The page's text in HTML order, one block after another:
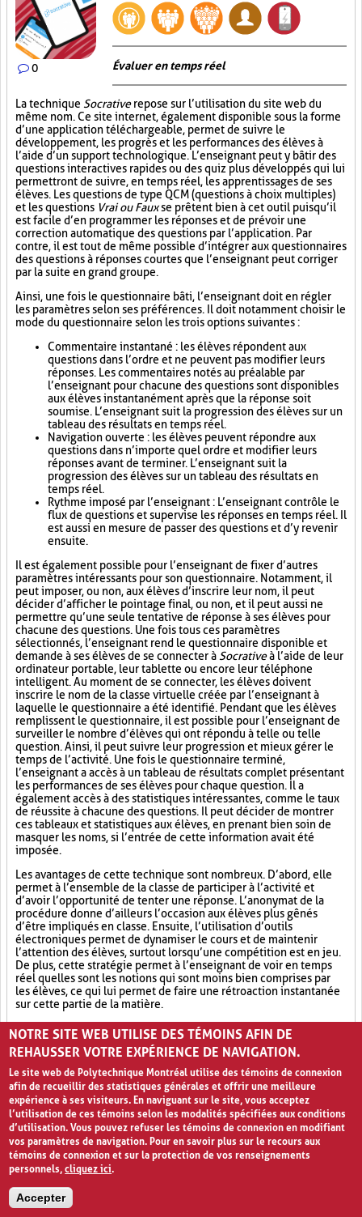
0 Évaluer en temps réel
La technique Socrativerepose sur l’utilisation du site web du
même nom. Ce site internet, également disponible sous la forme
d’une application téléchargeable, permet de suivre le
développement, les progrès et les performances des élèves à
l’aide d’un support technologique. L’enseignant peut y bâtir des
questions interactives rapides ou des quiz plus développés qui lui
permettront de suivre, en temps réel, les apprentissages de ses
élèves. Les questions de type QCM (questions à choix multiples)
et les questions Vrai ou Fauxse prêtent bien à cet outil puisqu’il
est facile d’en programmer les réponses et de prévoir une
correction automatique des questions par l’application. Par
contre, il est tout de même possible d’intégrer aux questionnaires
des questions à réponses courtes que l’enseignant peut corriger
par la suite en grand groupe.
Ainsi, une fois le questionnaire bâti, l’enseignant doit en régler
les paramètres selon ses préférences. Il doit notamment choisir le
mode du questionnaire selon les trois options suivantes :
Commentaire instantané : les élèves répondent aux
questions dans l’ordre et ne peuvent pas modifier leurs
réponses. Les commentaires notés au préalable par
l’enseignant pour chacune des questions sont disponibles
aux élèves instantanément après que la réponse soit
soumise. L’enseignant suit la progression des élèves sur un
tableau des résultats en temps réel.
Navigation ouverte : les élèves peuvent répondre aux
questions dans n’importe quel ordre et modifier leurs
réponses avant de terminer. L’enseignant suit la
progression des élèves sur un tableau des résultats en
temps réel.
Rythme imposé par l’enseignant : L’enseignant contrôle le
flux de questions et supervise les réponses en temps réel. Il
est aussi en mesure de passer des questions et d’y revenir
ensuite.
Il est également possible pour l’enseignant de fixer d’autres
paramètres intéressants pour son questionnaire. Notamment, il
peut imposer, ou non, aux élèves d’inscrire leur nom, il peut
décider d’afficher le pointage final, ou non, et il peut aussi ne
permettre qu’une seule tentative de réponse à ses élèves pour
chacune des questions. Une fois tous ces paramètres
sélectionnés, l’enseignant rend le questionnaire disponible et
demande à ses élèves de se connecter à Socrativeà l’aide de leur
ordinateur portable, leur tablette ou encore leur téléphone
intelligent. Au moment de se connecter, les élèves doivent
inscrire le nom de la classe virtuelle créée par l’enseignant à
laquelle le questionnaire a été identifié. Pendant que les élèves
remplissent le questionnaire, il est possible pour l’enseignant de
surveiller le nombre d’élèves qui ont répondu à telle ou telle
question. Ainsi, il peut suivre leur progression et mieux gérer le
temps de l’activité. Une fois le questionnaire terminé,
l’enseignant a accès à un tableau de résultats complet présentant
les performances de ses élèves pour chaque question. Il a
également accès à des statistiques intéressantes, comme le taux
de réussite à chacune des questions. Il peut décider de montrer
ces tableaux et statistiques aux élèves, en prenant bien soin de
masquer les noms, si l’entrée de cette information avait été
imposée.
Les avantages de cette technique sont nombreux. D’abord, elle
permet à l’ensemble de la classe de participer à l’activité et
d’avoir l’opportunité de tenter une réponse. L’anonymat de la
procédure donne d’ailleurs l’occasion aux élèves plus gênés
d’être impliqués en classe. Ensuite, l’utilisation d’outils
électroniques permet de dynamiser le cours et de maintenir
l’attention des élèves, surtout lorsqu’une compétition est en jeu.
De plus, cette stratégie permet à l’enseignant de voir en temps
réel quelles sont les notions qui sont moins bien comprises par
les élèves, ce qui lui permet de faire une rétroaction instantanée
sur cette partie de la matière.
Outil électronique (4) Socialisation (8) Ludification (9)
NOTRE SITE WEB UTILISE DES TÉMOINS AFIN DE
REHAUSSER VOTRE EXPÉRIENCE DE NAVIGATION.
Le site web de Polytechnique Montréal utilise des témoins de connexion
afin de recueillir des statistiques générales et offrir une meilleure
expérience à ses visiteurs. En naviguant sur le site, vous acceptez
l’utilisation de ces témoins selon les modalités spécifiées aux conditions
d’utilisation. Vous pouvez refuser les témoins de connexion en modifiant
vos paramètres de navigation. Pour en savoir plus sur le recours aux
témoins de connexion et sur la protection de vos renseignements
personnels,cliquez ici.
Accepter